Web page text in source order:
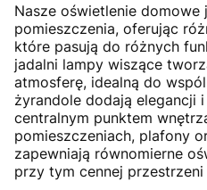
Nasze oświetlenie
pomieszczenia, oferując
które pasują do różnych
jadalni lampy wiszące
atmosferę, idealną do
żyrandole dodają elegancji
centralnym punktem
pomieszczeniach, plafony
zapewniają równomierne
przy tym cennej